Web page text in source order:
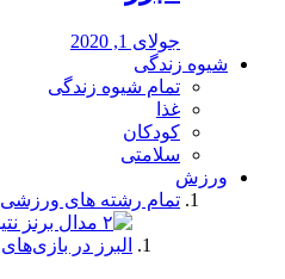
جولای 1, 2020
شیوه زندگی
تمام شیوه زندگی
غذا
کودکان
سلامتی
ورزش
تمام رشته های ورزشی